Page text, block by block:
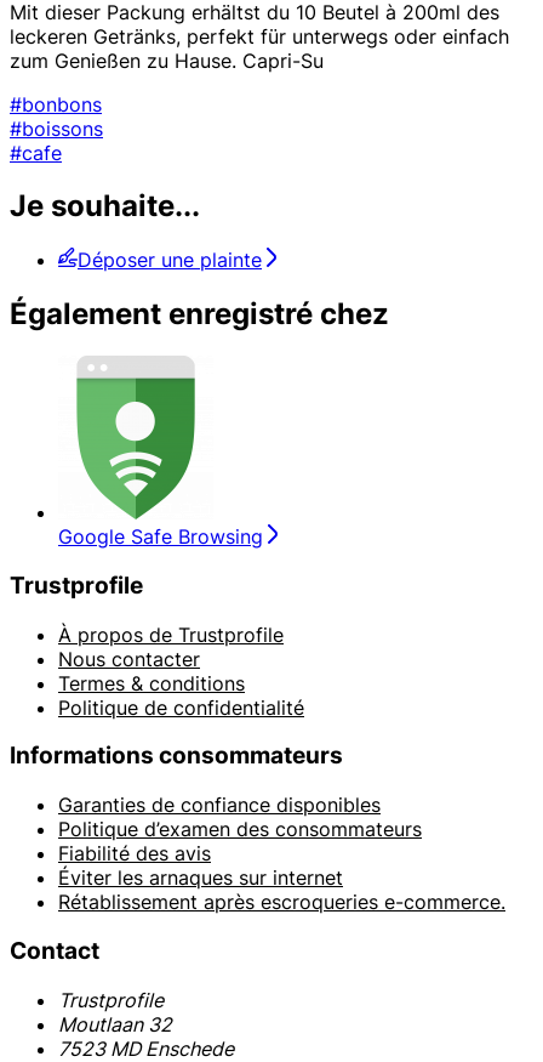
Mit dieser Packung erhältst du 10 Beutel à 200ml des
leckeren Getränks, perfekt für unterwegs oder einfach
zum Genießen zu Hause. Capri-Su
#bonbons
#boissons
#cafe
Je souhaite...
Déposer une plainte
Également enregistré chez
Google Safe Browsing
Trustprofile
À propos de Trustprofile
Nous contacter
Termes & conditions
Politique de confidentialité
Informations consommateurs
Garanties de confiance disponibles
Politique d’examen des consommateurs
Fiabilité des avis
Éviter les arnaques sur internet
Rétablissement après escroqueries e-commerce.
Contact
Trustprofile
Moutlaan 32
7523 MD Enschede